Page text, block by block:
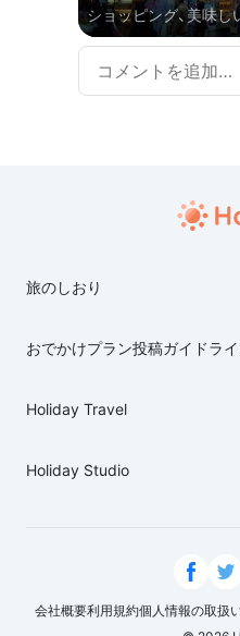
ショッピング、美味し
旅のしおり
おでかけプラン投稿ガイドラ
Holiday Travel
Holiday Studio
会社概要利用規約個人情報の取扱